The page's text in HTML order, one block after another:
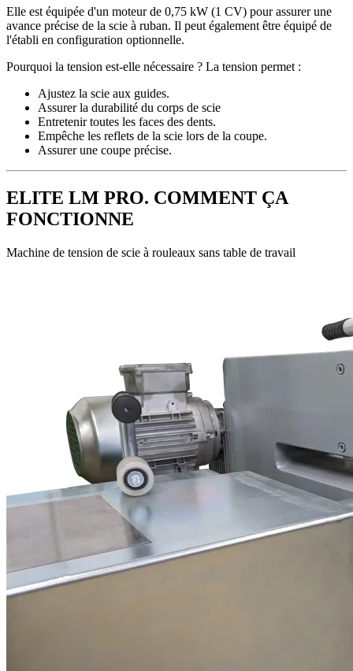
Elle est équipée d'un moteur de 0,75 kW (1 CV) pour assurer une
avance précise de la scie à ruban. Il peut également être équipé de
l'établi en configuration optionnelle.
Pourquoi la tension est-elle nécessaire ? La tension permet :
Ajustez la scie aux guides.
Assurer la durabilité du corps de scie
Entretenir toutes les faces des dents.
Empêche les reflets de la scie lors de la coupe.
Assurer une coupe précise.
ELITE LM PRO. COMMENT ÇA
FONCTIONNE
Machine de tension de scie à rouleaux sans table de travail